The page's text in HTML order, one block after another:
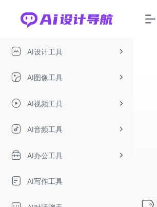
AI设计工具
AI图像工具
AI视频工具
AI音频工具
AI办公工具
AI写作工具